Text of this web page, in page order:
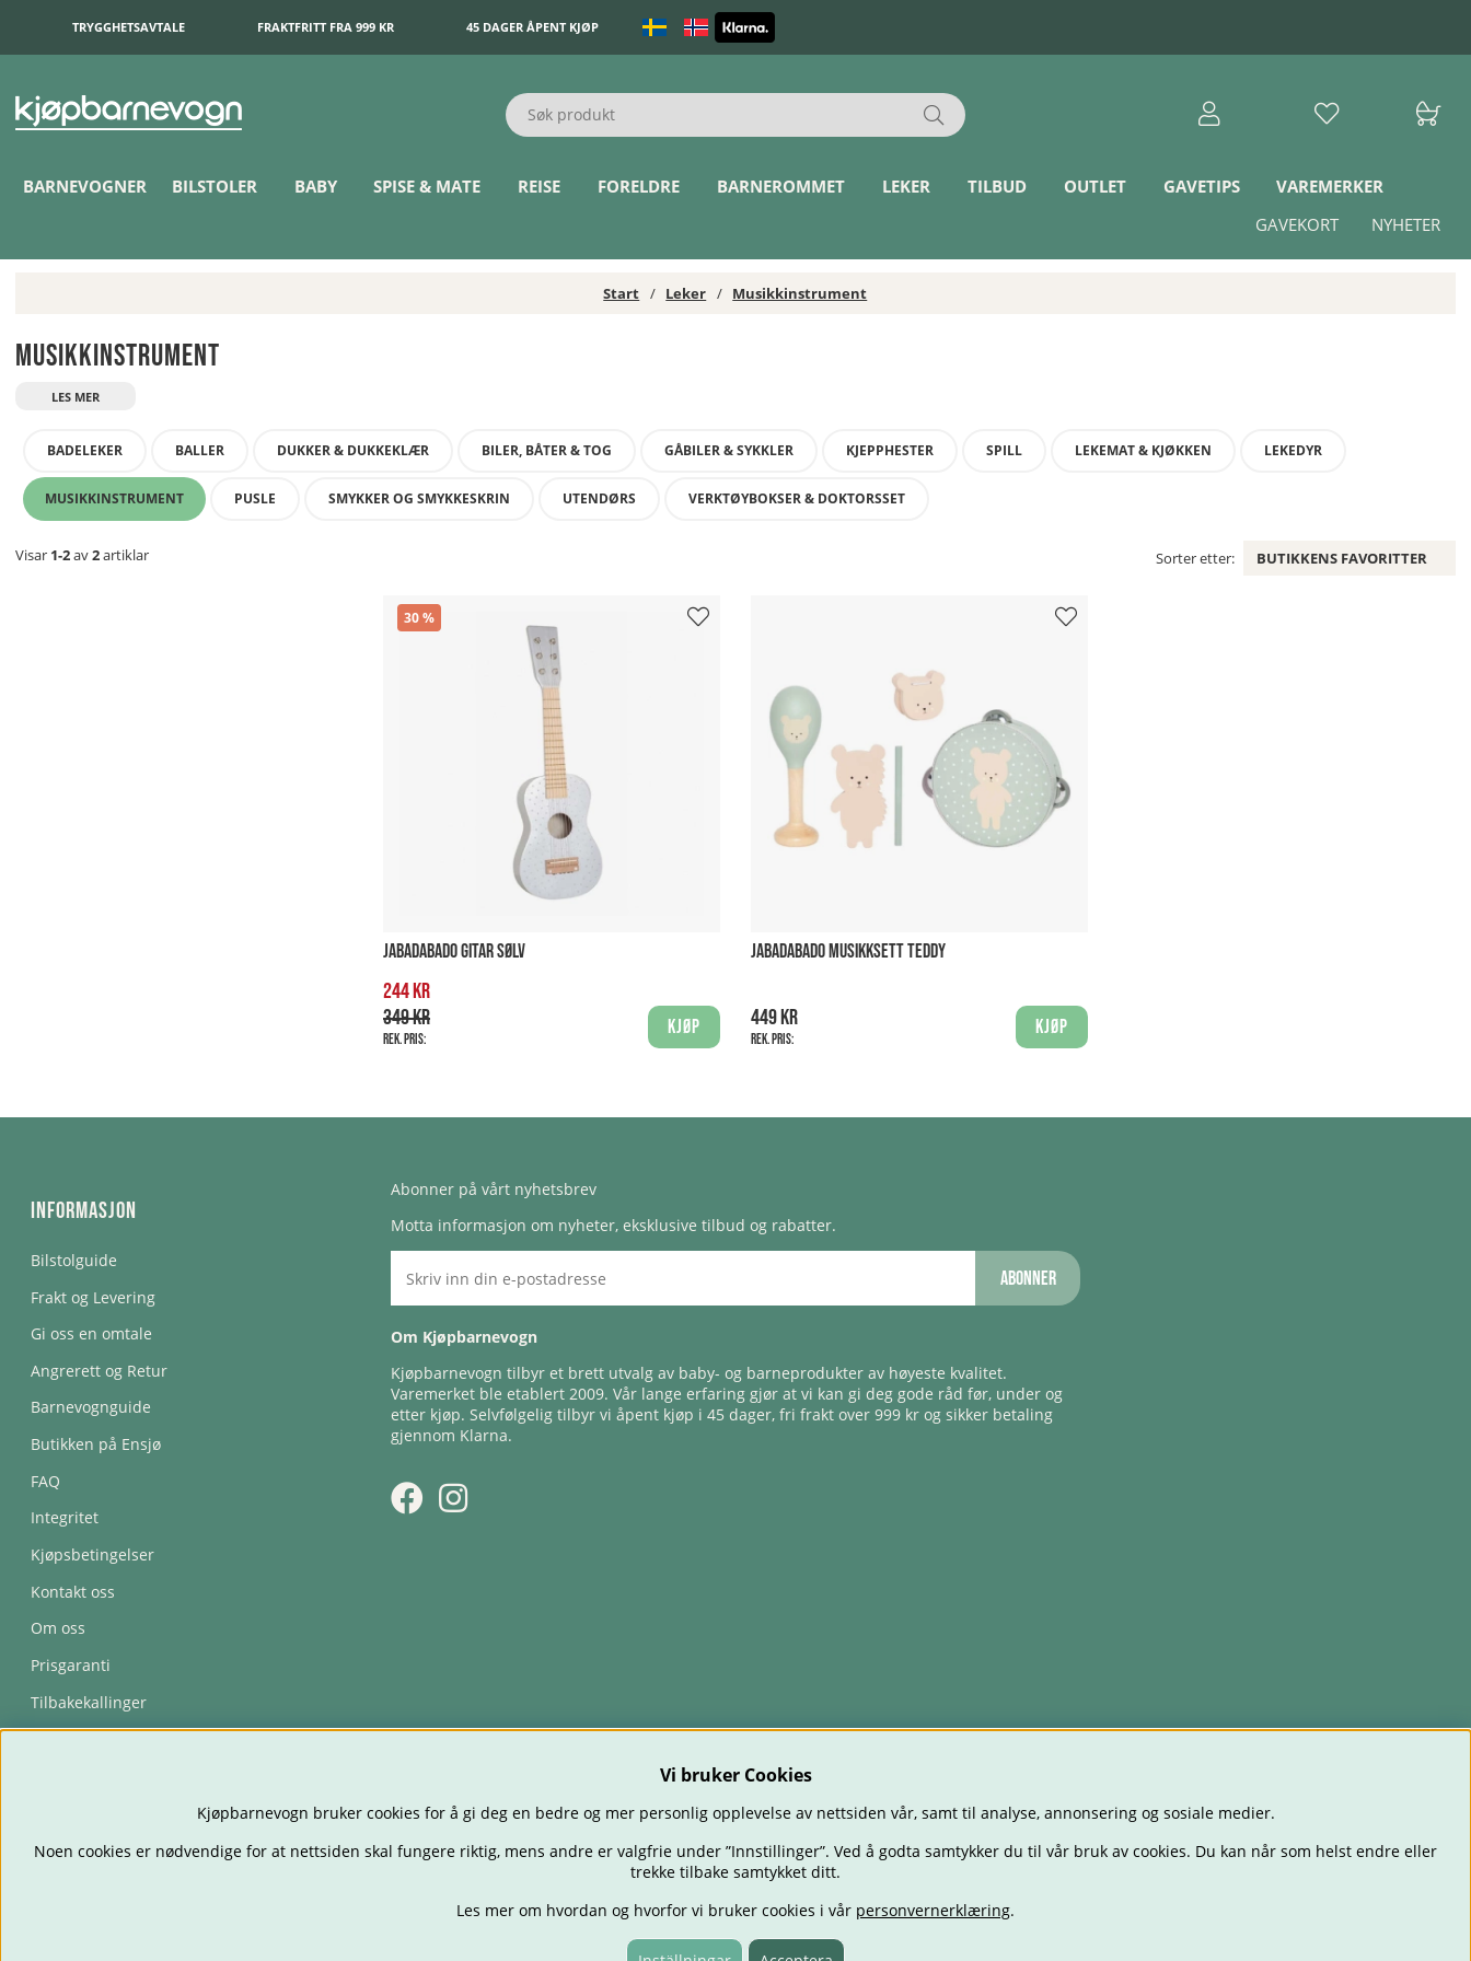
TRYGGHETSAVTALE FRAKTFRITT FRA 999 KR 45 DAGER ÅPENT KJØP
BARNEVOGNER BILSTOLER BABY SPISE & MATE REISE FORELDRE BARNEROMMET LEKER TILBUD OUTLET GAVETIPS
VAREMERKER
NYHETER
GAVEKORT
Start Leker Musikkinstrument
Musikkinstrument
BADELEKER BALLER DUKKER & DUKKEKLÆR BILER, BÅTER & TOG GÅBILER & SYKKLER KJEPPHESTER SPILL LEKEMAT & KJØKKEN LEKEDYR
MUSIKKINSTRUMENT PUSLE SMYKKER OG SMYKKESKRIN UTENDØRS VERKTØYBOKSER & DOKTORSSET
Visar 1-2av2artiklar Sorter etter: BUTIKKENS FAVORITTER
30
JABADABADO GITAR SØLV
244 kr
349 kr
Rek. pris:
Kjøp
JABADABADO MUSIKKSETT TEDDY
449 kr
Rek. pris:
Kjøp
Informasjon
Bilstolguide
Frakt og Levering
Gi oss en omtale
Angrerett og Retur
Barnevognguide
Butikken på Ensjø
FAQ
Integritet
Kjøpsbetingelser
Kontakt oss
Om oss
Prisgaranti
Tilbakekallinger
Abonner på vårt nyhetsbrev
Motta informasjon om nyheter, eksklusive tilbud og rabatter.
Abonner
Om Kjøpbarnevogn
Kjøpbarnevogn tilbyr et brett utvalg av baby- og barneprodukter av høyeste kvalitet.
Varemerket ble etablert 2009. Vår lange erfaring gjør at vi kan gi deg gode råd før, under og
etter kjøp. Selvfølgelig tilbyr vi åpent kjøp i 45 dager, fri frakt over 999 kr og sikker betaling
gjennom Klarna.
BILSTOLER BABY SPISE & MATE REISE FORELDRE BARNEROMMET
LEKER
TILBUD
OUTLET GAVETIPS
Vi bruker Cookies
Kjøpbarnevogn bruker cookies for å gi deg en bedre og mer personlig opplevelse av nettsiden vår, samt til analyse, annonsering og sosiale medier.
Noen cookies er nødvendige for at nettsiden skal fungere riktig, mens andre er valgfrie under ”Innstillinger”. Ved å godta samtykker du til vår bruk av cookies. Du kan når som helst endre eller
trekke tilbake samtykket ditt.
Les mer om hvordan og hvorfor vi bruker cookies i vår personvernerklæring.